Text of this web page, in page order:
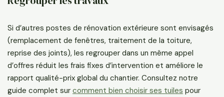
Si d’autres postes de rénovation extérieure sont envisagés
(remplacement de fenêtres, traitement de la toiture,
reprise des joints), les regrouper dans un même appel
d’offres réduit les frais fixes d’intervention et améliore le
rapport qualité-prix global du chantier. Consultez notre
guide complet sur comment bien choisir ses tuiles pour